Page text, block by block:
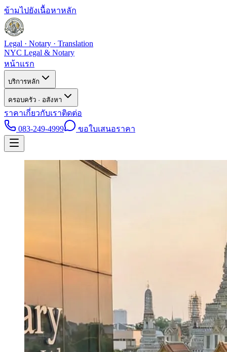
ข้ามไปยังเนื้อหาหลัก
Legal · Notary · Translation
NYC Legal & Notary
หน้าแรก
บริการหลัก
ครอบครัว · อสังหา
ราคาเกี่ยวกับเราติดต่อ
083-249-4999
ขอใบเสนอราคา